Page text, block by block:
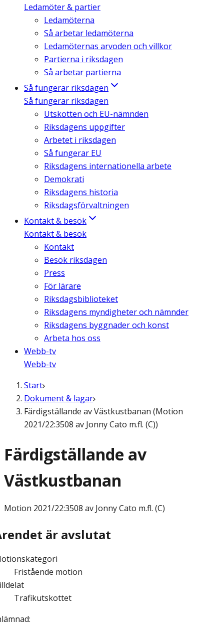
Ledamöter & partier
Ledamöterna
Så arbetar ledamöterna
Ledamöternas arvoden och villkor
Partierna i riksdagen
Så arbetar partierna
Så fungerar riksdagen
Så fungerar riksdagen
Utskotten och EU-nämnden
Riksdagens uppgifter
Arbetet i riksdagen
Så fungerar EU
Riksdagens internationella arbete
Demokrati
Riksdagens historia
Riksdagsförvaltningen
Kontakt & besök
Kontakt & besök
Kontakt
Besök riksdagen
Press
För lärare
Riksdagsbiblioteket
Riksdagens myndigheter och nämnder
Riksdagens byggnader och konst
Arbeta hos oss
Webb-tv
Webb-tv
Start
Dokument & lagar
Färdigställande av Västkustbanan (Motion
2021/22:3508 av Jonny Cato m.fl. (C))
Färdigställande av
Västkustbanan
Motion 2021/22:3508 av Jonny Cato m.fl. (C)
är avslutat
Fristående motion
Trafikutskottet
: